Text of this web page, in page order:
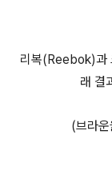
리복(Reebok)과
래 결
(브라